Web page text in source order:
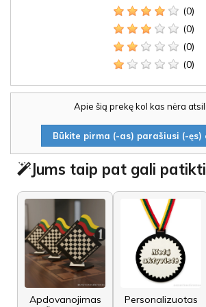
(0)
(0)
(0)
(0)
Apie šią prekę kol kas nėra
Būkite pirma (-as) parašiusi (-ęs)
Jums taip pat gali patikti
Apdovanojimas
Personalizuotas